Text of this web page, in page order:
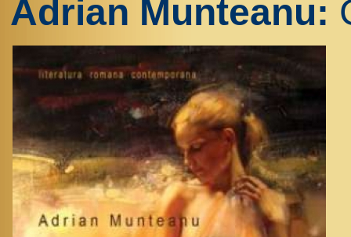
Adrian Munteanu: